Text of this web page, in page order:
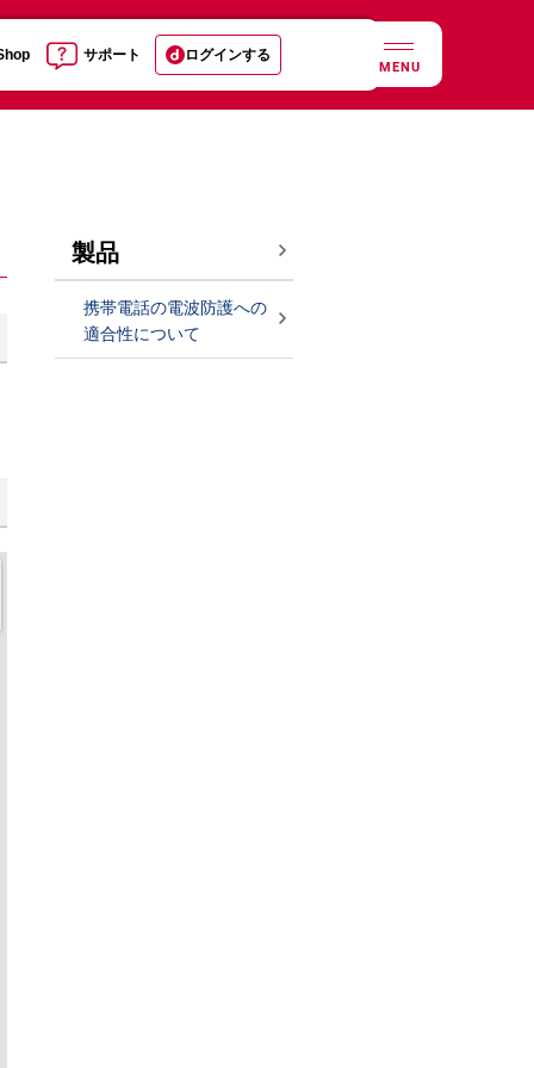
サポート ログインする
MENU
製品
携帯電話の電波防護への
適合性について